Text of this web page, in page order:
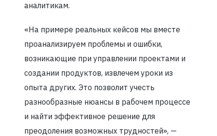
аналитикам.
«На примере реальных кейсов мы вместе
проанализируем проблемы и ошибки,
возникающие при управлении проектами и
создании продуктов, извлечем уроки из
опыта других. Это позволит учесть
разнообразные нюансы в рабочем процессе
и найти эффективное решение для
преодоления возможных трудностей», —